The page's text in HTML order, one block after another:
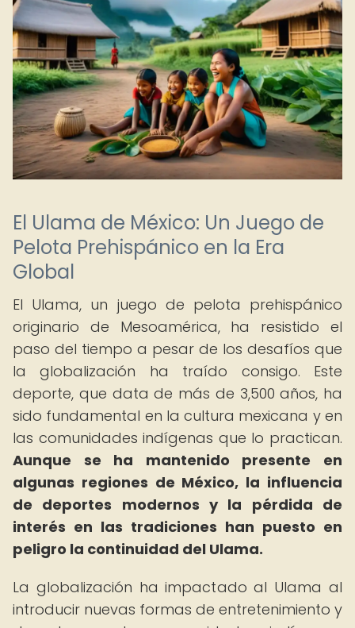
El Ulama de México: Un Juego de
Pelota Prehispánico en la Era
Global
El Ulama, un juego de pelota prehispánico
originario de Mesoamérica, ha resistido el
paso del tiempo a pesar de los desafíos que
la globalización ha traído consigo. Este
deporte, que data de más de 3,500 años, ha
sido fundamental en la cultura mexicana y en
las comunidades indígenas que lo practican.
Aunque se ha mantenido presente en
algunas regiones de México, la influencia
de deportes modernos y la pérdida de
interés en las tradiciones han puesto en
peligro la continuidad del Ulama.
La globalización ha impactado al Ulama al
introducir nuevas formas de entretenimiento y